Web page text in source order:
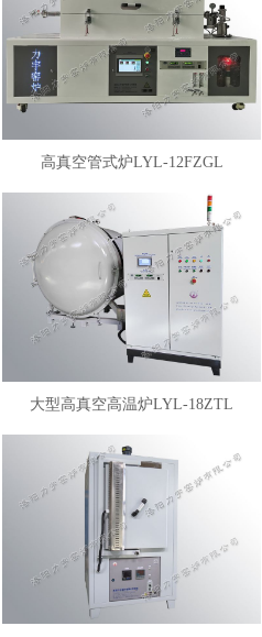
高真空管式炉LYL-12FZGL
大型高真空高温炉LYL-18ZTL